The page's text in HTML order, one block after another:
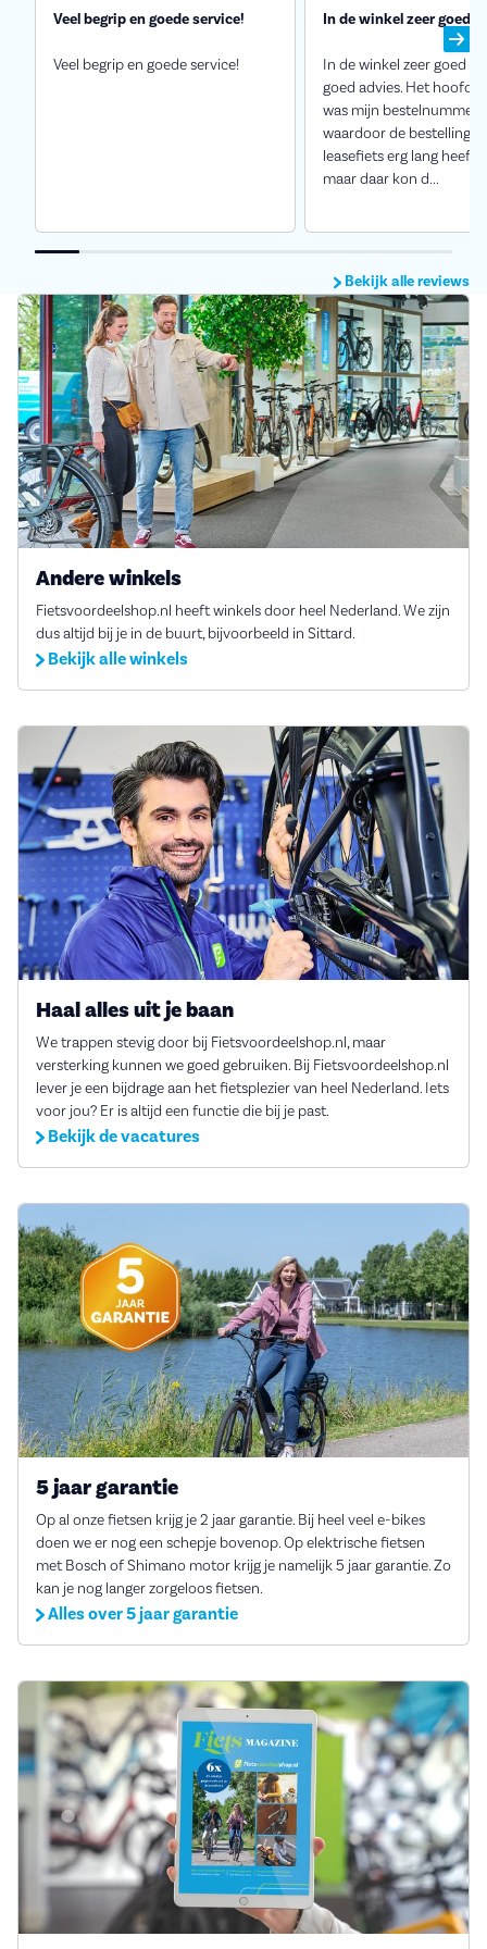
Veel begrip en goede service!
Veel begrip en goede service!
In de winkel zeer goed
In de winkel zeer goed
goed advies. Het
was mijn bestelnummer
waardoor de bestelling
leasefiets erg lang heeft
maar daar kon d...
Bekijk alle reviews
Andere winkels
Fietsvoordeelshop.nl heeft winkels door heel Nederland. We zijn
dus altijd bij je in de buurt, bijvoorbeeld in Sittard.
Bekijk alle winkels
Haal alles uit je baan
We trappen stevig door bij Fietsvoordeelshop.nl, maar
versterking kunnen we goed gebruiken. Bij Fietsvoordeelshop.nl
lever je een bijdrage aan het fietsplezier van heel Nederland. Iets
voor jou? Er is altijd een functie die bij je past.
Bekijk de vacatures
5 jaar garantie
Op al onze fietsen krijg je 2 jaar garantie. Bij heel veel e-bikes
doen we er nog een schepje bovenop. Op elektrische fietsen
met Bosch of Shimano motor krijg je namelijk 5 jaar garantie. Zo
kan je nog langer zorgeloos fietsen.
Alles over 5 jaar garantie